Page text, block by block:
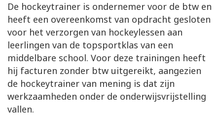
De hockeytrainer is ondernemer voor de btw en
heeft een overeenkomst van opdracht gesloten
voor het verzorgen van hockeylessen aan
leerlingen van de topsportklas van een
middelbare school. Voor deze trainingen heeft
hij facturen zonder btw uitgereikt, aangezien
de hockeytrainer van mening is dat zijn
werkzaamheden onder de onderwijsvrijstelling
vallen.